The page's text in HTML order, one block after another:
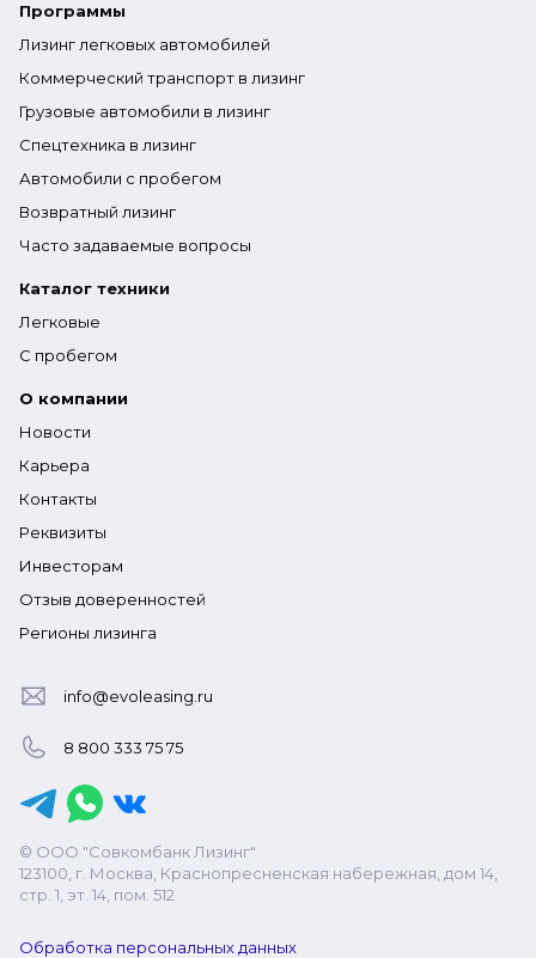
Программы
Лизинг легковых автомобилей
Коммерческий транспорт в лизинг
Грузовые автомобили в лизинг
Спецтехника в лизинг
Автомобили с пробегом
Возвратный лизинг
Часто задаваемые вопросы
Каталог техники
Легковые
С пробегом
О компании
Новости
Карьера
Контакты
Реквизиты
Инвесторам
Отзыв доверенностей
Регионы лизинга
info@evoleasing.ru
8 800 333 75 75
© ООО "Совкомбанк Лизинг"
123100, г. Москва, Краснопресненская набережная, дом 14,
стр. 1, эт. 14, пом. 512
Обработка персональных данных